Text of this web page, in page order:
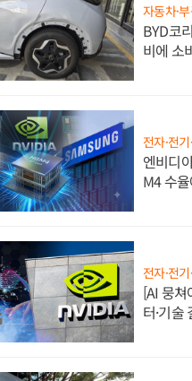
자동차·
BYD코
비에 소
전자·전
엔비디
M4 수
전자·전
[AI 뭉쳐
터·기술